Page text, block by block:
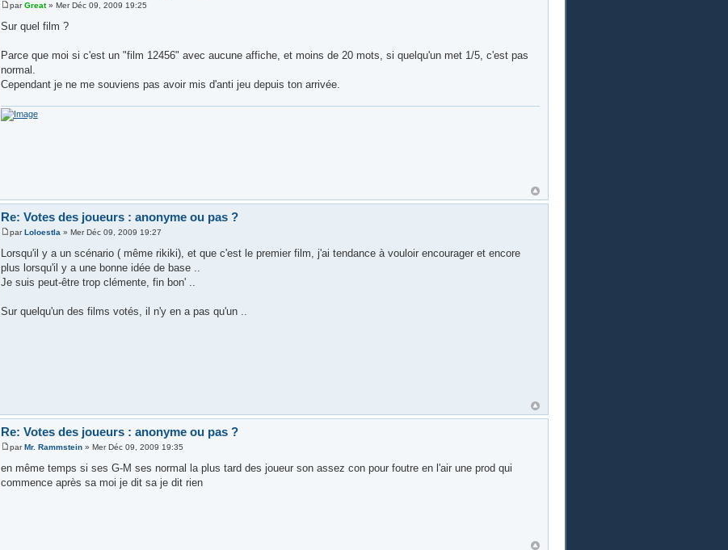
parGreat» Mer Déc 09, 2009 19:25
Sur quel film ?
Parce que moi si c'est un "film 12456" avec aucune affiche, et moins de 20 mots, si quelqu'un met 1/5, c'est pas
normal.
Cependant je ne me souviens pas avoir mis d'anti jeu depuis ton arrivée.
Re: Votes des joueurs : anonyme ou pas ?
parLoloestla » Mer Déc 09, 2009 19:27
Lorsqu'il y a un scénario ( même rikiki), et que c'est le premier film, j'ai tendance à vouloir encourager et encore
plus lorsqu'il y a une bonne idée de base ..
Je suis peut-être trop clémente, fin bon' ..
Sur quelqu'un des films votés, il n'y en a pas qu'un ..
Re: Votes des joueurs : anonyme ou pas ?
parMr. Rammstein» Mer Déc 09, 2009 19:35
en même temps si ses G-M ses normal la plus tard des joueur son assez con pour foutre en l'air une prod qui
commence après sa moi je dit sa je dit rien